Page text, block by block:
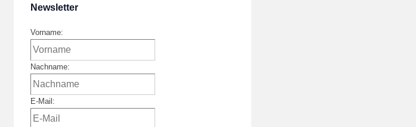
Newsletter
Vorname:
Nachname:
E-Mail: